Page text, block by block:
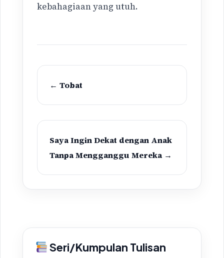
kebahagiaan yang utuh.
← Tobat
Saya Ingin Dekat dengan Anak
Tanpa Mengganggu Mereka →
Seri/Kumpulan Tulisan